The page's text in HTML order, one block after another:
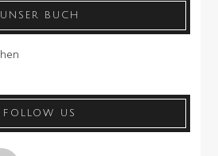
UNSER BUCH
FOLLOW US